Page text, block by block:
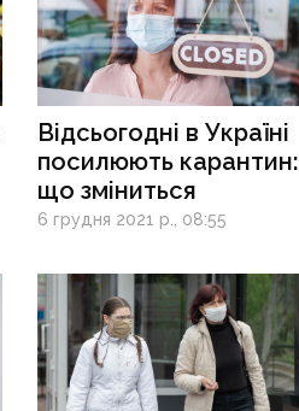
Відсьогодні в Україні
посилюють карантин:
що зміниться
6 грудня 2021 р., 08:55